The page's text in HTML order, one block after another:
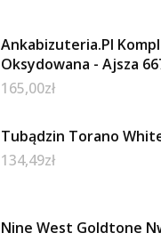
Ankabizuteria.Pl
Oksydowana - Ajsza
165,00zł
Tubądzin Torano
134,49zł
Nine West Goldtone